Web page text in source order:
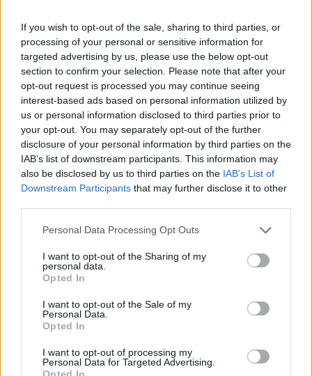
If you wish to opt-out of the sale, sharing to third parties, or
processing of your personal or sensitive information for
targeted advertising by us, please use the below opt-out
section to confirm your selection. Please note that after your
opt-out request is processed you may continue seeing
interest-based ads based on personal information utilized by
us or personal information disclosed to third parties prior to
your opt-out. You may separately opt-out of the further
disclosure of your personal information by third parties on the
IAB’s list of downstream participants. This information may
also be disclosed by us to third parties on the IAB’s List of
Downstream Participants that may further disclose it to other
Please note that this website/app uses one or more Google
not limited to your visit or usage behaviour. You may click to
grant or deny consent to Google and its third-party tags to
use your data for below specified purposes in below Google
consent section.
Personal Data Processing Opt Outs
I want to opt-out of the Sharing of my
personal data.
Opted In
I want to opt-out of the Sale of my
Personal Data.
Opted In
I want to opt-out of processing my
Personal Data for Targeted Advertising.
Opted In
Crisis interna en Vox: Ortega Smith
impugna su expulsión ante la
justicia
23 abril, 2026
Segunda edición de los cursos de
verano CEU – María Cristina con
voces destacadas
21 abril, 2026
Brecha en Booking: qué se sabe
sobre el acceso no autorizado a
reservas
14 abril, 2026
Alto el fuego temporal entre
Estados Unidos e Irán y la
8 abril, 2026
Rescate del segundo tripulante del
F-15 eleva la tensión entre EE. UU.